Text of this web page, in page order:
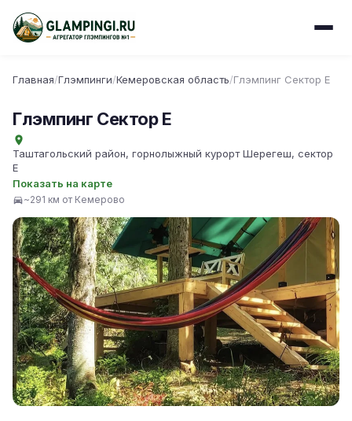
Главная/Глэмпинги/Кемеровская область/Глэмпинг Сектор Е
Глэмпинг Сектор Е
Таштагольский район, горнолыжный курорт Шерегеш, сектор
Е
Показать на карте
~291 км от Кемерово